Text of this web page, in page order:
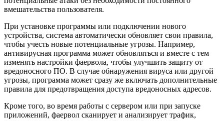
вмешательства пользователя.
При установке программы или подключении нового
устройства, система автоматически обновляет свои правила,
чтобы учесть новые потенциальные угрозы. Например,
антивирусная программа может обновляться и вместе с тем
изменять настройки фаервола, чтобы улучшить защиту от
вредоносного ПО. В случае обнаружения вируса или другой
угрозы, программа может сразу же включать дополнительные
правила для предотвращения доступа вредоносных адресов.
Кроме того, во время работы с сервером или при запуске
приложений, фаервол сканирует и анализирует трафик,